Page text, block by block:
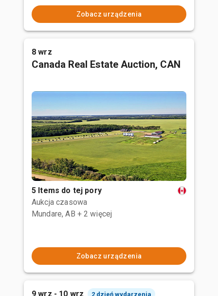
Zobacz urządzenia
8 wrz
Canada Real Estate Auction, CAN
5 Items do tej pory
Aukcja czasowa
Mundare, AB + 2 więcej
Zobacz urządzenia
9 wrz - 10 wrz 2 dzień wydarzenia